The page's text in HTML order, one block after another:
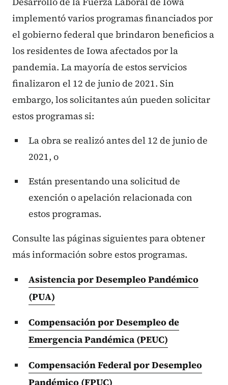
implementó varios programas financiados por
el gobierno federal que brindaron beneficios a
los residentes de Iowa afectados por la
pandemia. La mayoría de estos servicios
finalizaron el 12 de junio de 2021. Sin
embargo, los solicitantes aún pueden solicitar
estos programas si:
La obra se realizó antes del 12 de junio de
2021, o
Están presentando una solicitud de
exención o apelación relacionada con
estos programas.
Consulte las páginas siguientes para obtener
más información sobre estos programas.
Asistencia por Desempleo Pandémico
(PUA)
Compensación por Desempleo de
Emergencia Pandémica (PEUC)
Compensación Federal por Desempleo
Pandémico (FPUC)